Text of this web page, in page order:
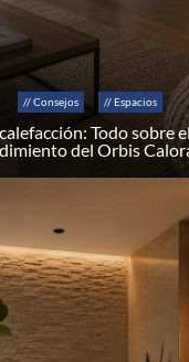
// Consejos // Espacios
Todo sobre
del Orbis